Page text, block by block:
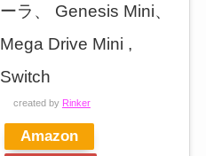
ーラ、 Genesis Mini、
Mega Drive Mini ,
Switch
created by Rinker
Amazon